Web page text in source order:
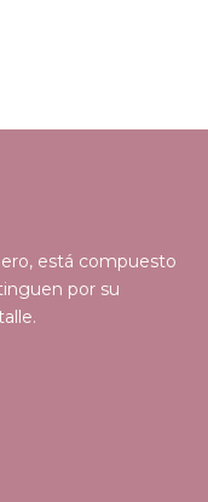
está compuesto
por su